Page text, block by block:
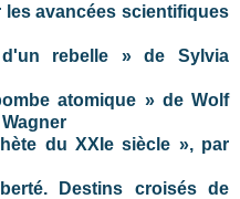
avancées scientifiques
rebelle » de Sylvia
atomique » de Wolf
du XXIe siècle », par
Destins croisés de